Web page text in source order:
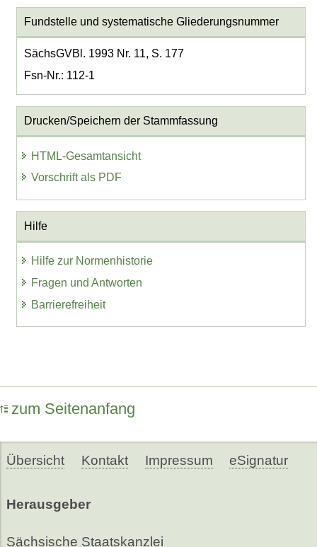
Fundstelle und systematische Gliederungsnummer
SächsGVBl. 1993 Nr. 11, S. 177
Fsn-Nr.: 112-1
Drucken/Speichern der Stammfassung
HTML-Gesamtansicht
Vorschrift als PDF
Hilfe
Hilfe zur Normenhistorie
Fragen und Antworten
Barrierefreiheit
zum Seitenanfang
Übersicht Kontakt Impressum eSignatur
Herausgeber
Sächsische Staatskanzlei